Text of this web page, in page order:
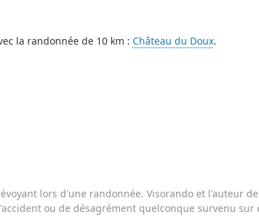
la randonnée de 10 km : Château du Doux.
lors d'une randonnée. Visorando et l'auteur
ou de désagrément quelconque survenu sur